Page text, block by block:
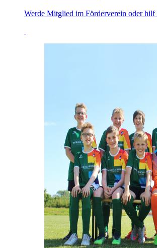
Werde Mitglied im Förderverein oder